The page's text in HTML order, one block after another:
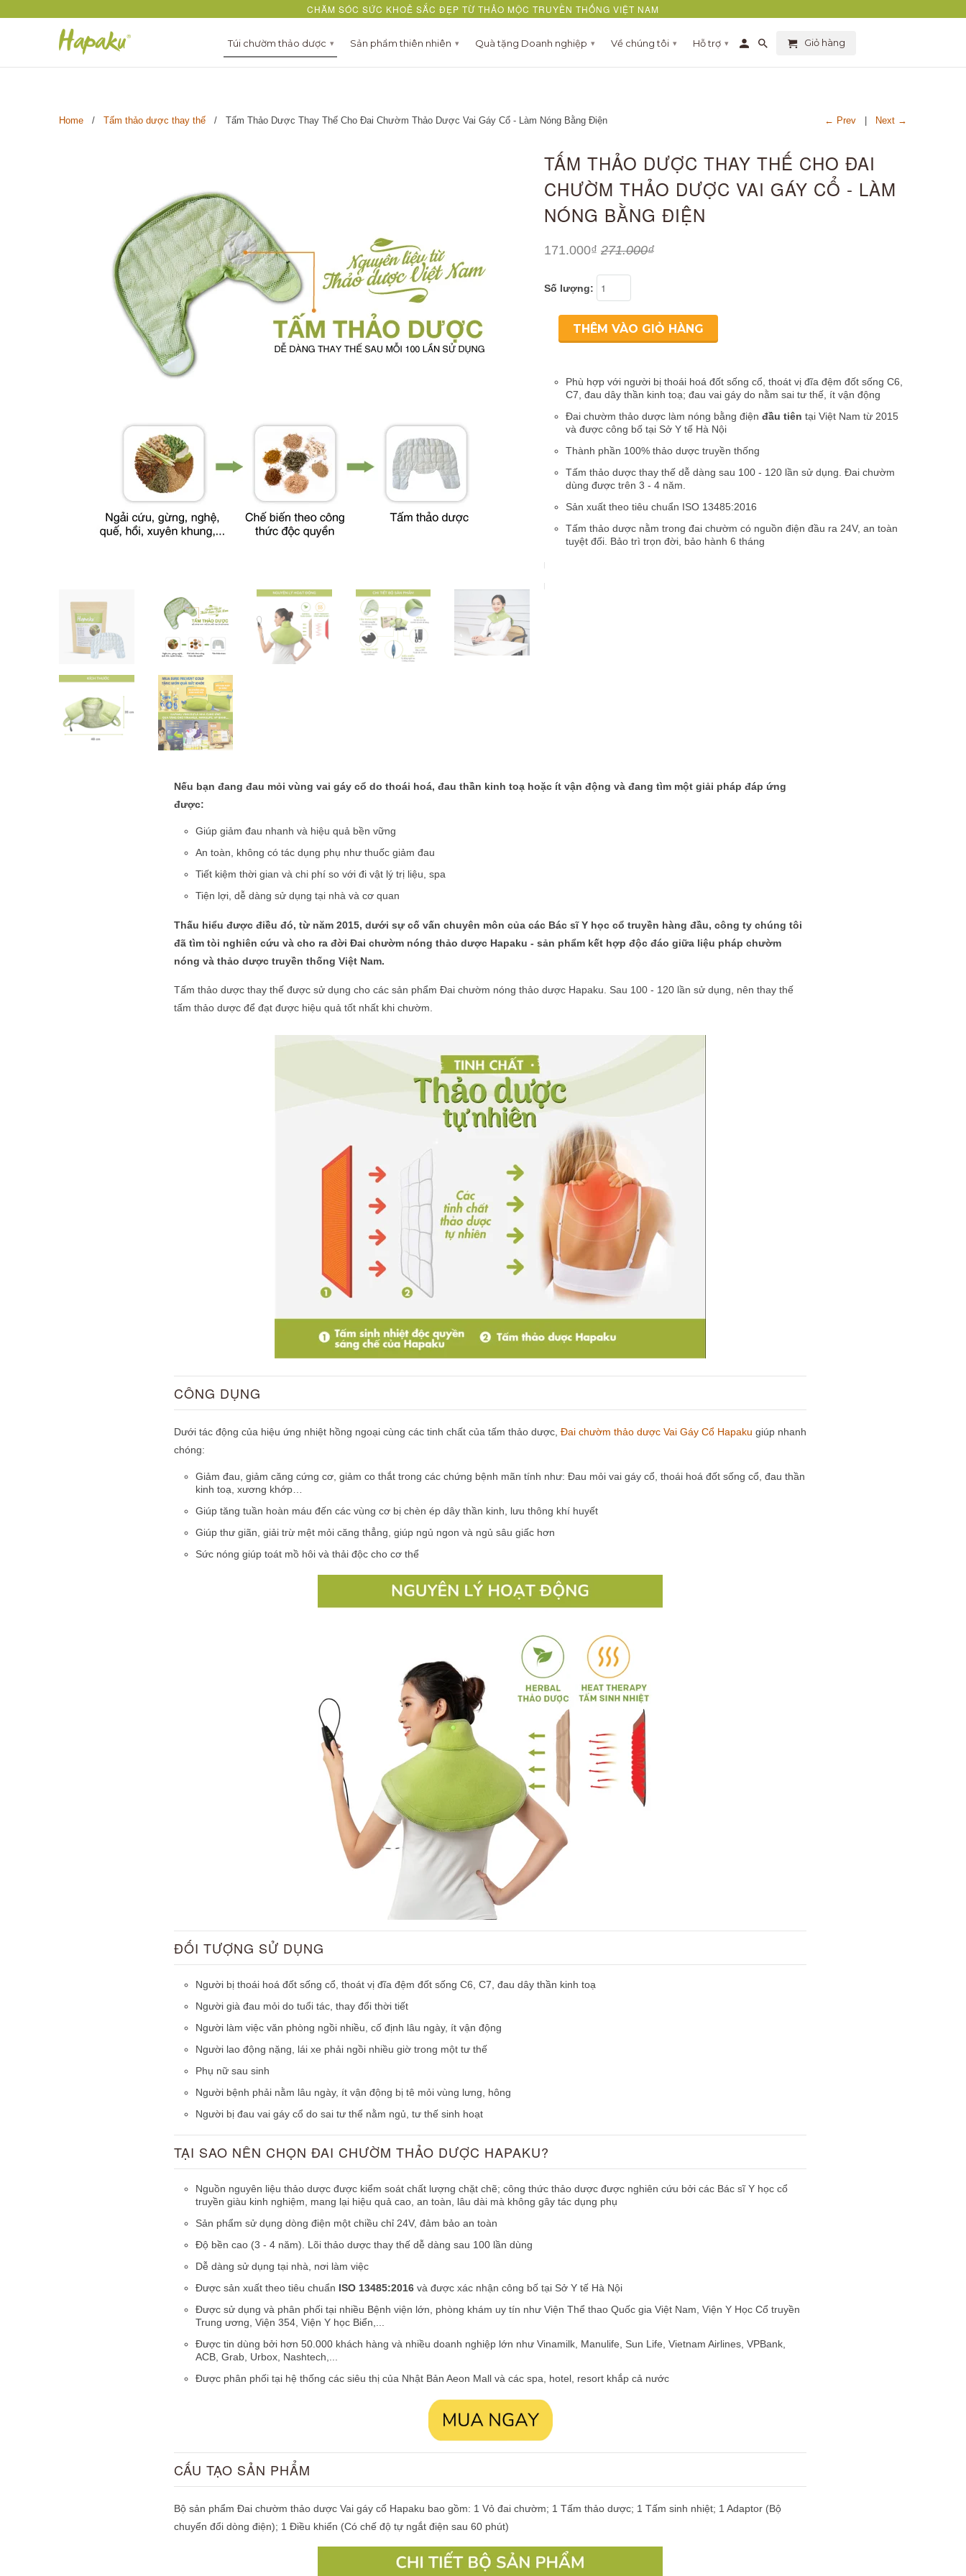
← Prev Next →
Home / Tấm thảo dược thay thế / Tấm Thảo Dược Thay Thế Cho Đai Chườm Thảo Dược Vai Gáy Cổ - Làm Nóng Bằng Điện
TẤM THẢO DƯỢC THAY THẾ CHO ĐAI
CHƯỜM THẢO DƯỢC VAI GÁY CỔ - LÀM
NÓNG BẰNG ĐIỆN
171.000₫ 271.000₫
Số lượng:
THÊM VÀO GIỎ HÀNG
Phù hợp với người bị thoái hoá đốt sống cổ, thoát vị đĩa đệm đốt sống C6,
C7, đau dây thần kinh toạ; đau vai gáy do nằm sai tư thế, ít vận động
Đai chườm thảo dược làm nóng bằng điện đầu tiên tại Việt Nam từ 2015
và được công bố tại Sở Y tế Hà Nội
Thành phần 100% thảo dược truyền thống
Tấm thảo dược thay thế dễ dàng sau 100 - 120 lần sử dụng. Đai chườm
dùng được trên 3 - 4 năm.
Sản xuất theo tiêu chuẩn ISO 13485:2016
Tấm thảo dược nằm trong đai chườm có nguồn điện đầu ra 24V, an toàn
tuyệt đối. Bảo trì trọn đời, bảo hành 6 tháng
Nếu bạn đang đau mỏi vùng vai gáy cổ do thoái hoá, đau thần kinh toạ hoặc ít vận động và đang tìm một giải pháp đáp ứng
được:
Giúp giảm đau nhanh và hiệu quả bền vững
An toàn, không có tác dụng phụ như thuốc giảm đau
Tiết kiệm thời gian và chi phí so với đi vật lý trị liệu, spa
Tiện lợi, dễ dàng sử dụng tại nhà và cơ quan
Thấu hiểu được điều đó, từ năm 2015, dưới sự cố vấn chuyên môn của các Bác sĩ Y học cổ truyền hàng đầu, công ty chúng tôi
đã tìm tòi nghiên cứu và cho ra đời Đai chườm nóng thảo dược Hapaku - sản phẩm kết hợp độc đáo giữa liệu pháp chườm
nóng và thảo dược truyền thống Việt Nam.
Tấm thảo dược thay thế được sử dụng cho các sản phẩm Đai chườm nóng thảo dược Hapaku. Sau 100 - 120 lần sử dụng, nên thay thế
tấm thảo dược để đạt được hiệu quả tốt nhất khi chườm.
CÔNG DỤNG
Dưới tác động của hiệu ứng nhiệt hồng ngoại cùng các tinh chất của tấm thảo dược, Đai chườm thảo dược Vai Gáy Cổ Hapaku giúp nhanh
chóng:
Giảm đau, giảm căng cứng cơ, giảm co thắt trong các chứng bệnh mãn tính như: Đau mỏi vai gáy cổ, thoái hoá đốt sống cổ, đau thần
kinh toạ, xương khớp…
Giúp tăng tuần hoàn máu đến các vùng cơ bị chèn ép dây thần kinh, lưu thông khí huyết
Giúp thư giãn, giải trừ mệt mỏi căng thẳng, giúp ngủ ngon và ngủ sâu giấc hơn
Sức nóng giúp toát mồ hôi và thải độc cho cơ thể
ĐỐI TƯỢNG SỬ DỤNG
Người bị thoái hoá đốt sống cổ, thoát vị đĩa đệm đốt sống C6, C7, đau dây thần kinh toạ
Người già đau mỏi do tuổi tác, thay đổi thời tiết
Người làm việc văn phòng ngồi nhiều, cố định lâu ngày, ít vận động
Người lao động nặng, lái xe phải ngồi nhiều giờ trong một tư thế
Phụ nữ sau sinh
Người bệnh phải nằm lâu ngày, ít vận động bị tê mỏi vùng lưng, hông
Người bị đau vai gáy cổ do sai tư thế nằm ngủ, tư thế sinh hoạt
TẠI SAO NÊN CHỌN ĐAI CHƯỜM THẢO DƯỢC HAPAKU?
Nguồn nguyên liệu thảo dược được kiểm soát chất lượng chặt chẽ; công thức thảo dược được nghiên cứu bởi các Bác sĩ Y học cổ
truyền giàu kinh nghiệm, mang lại hiệu quả cao, an toàn, lâu dài mà không gây tác dụng phụ
Sản phẩm sử dụng dòng điện một chiều chỉ 24V, đảm bảo an toàn
Độ bền cao (3 - 4 năm). Lõi thảo dược thay thế dễ dàng sau 100 lần dùng
Dễ dàng sử dụng tại nhà, nơi làm việc
Được sản xuất theo tiêu chuẩn ISO 13485:2016 và được xác nhận công bố tại Sở Y tế Hà Nội
Được sử dụng và phân phối tại nhiều Bệnh viện lớn, phòng khám uy tín như Viện Thể thao Quốc gia Việt Nam, Viện Y Học Cổ truyền
Trung ương, Viện 354, Viện Y học Biển,...
Được tin dùng bởi hơn 50.000 khách hàng và nhiều doanh nghiệp lớn như Vinamilk, Manulife, Sun Life, Vietnam Airlines, VPBank,
ACB, Grab, Urbox, Nashtech,...
Được phân phối tại hệ thống các siêu thị của Nhật Bản Aeon Mall và các spa, hotel, resort khắp cả nước
CẤU TẠO SẢN PHẨM
Bộ sản phẩm Đai chườm thảo dược Vai gáy cổ Hapaku bao gồm: 1 Vỏ đai chườm; 1 Tấm thảo dược; 1 Tấm sinh nhiệt; 1 Adaptor (Bộ
chuyển đổi dòng điện); 1 Điều khiển (Có chế độ tự ngắt điện sau 60 phút)
CHĂM SÓC SỨC KHOẺ SẮC ĐẸP TỪ THẢO MỘC TRUYỀN THỐNG VIỆT NAM
Túi chườm thảo dược ▾ Sản phẩm thiên nhiên ▾ Quà tặng Doanh nghiệp ▾ Về chúng tôi ▾ Hỗ trợ ▾ Giỏ hàng